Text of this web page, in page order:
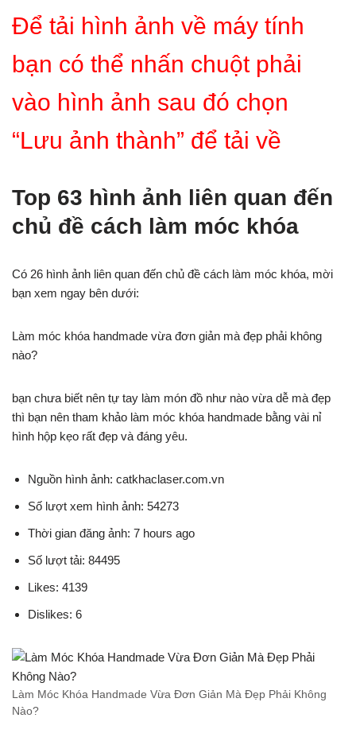
Để tải hình ảnh về máy tính
bạn có thể nhấn chuột phải
vào hình ảnh sau đó chọn
“Lưu ảnh thành” để tải về
Top 63 hình ảnh liên quan đến
chủ đề cách làm móc khóa
Có 26 hình ảnh liên quan đến chủ đề cách làm móc khóa, mời
bạn xem ngay bên dưới:
Làm móc khóa handmade vừa đơn giản mà đẹp phải không
nào?
bạn chưa biết nên tự tay làm món đồ như nào vừa dễ mà đẹp
thì bạn nên tham khảo làm móc khóa handmade bằng vài nỉ
hình hộp kẹo rất đẹp và đáng yêu.
Nguồn hình ảnh: catkhaclaser.com.vn
Số lượt xem hình ảnh: 54273
Thời gian đăng ảnh: 7 hours ago
Số lượt tải: 84495
Likes: 4139
Dislikes: 6
Làm Móc Khóa Handmade Vừa Đơn Giản Mà Đẹp Phải Không
Nào?